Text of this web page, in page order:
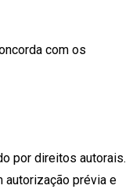
com os
por direitos autorais.
autorização prévia e